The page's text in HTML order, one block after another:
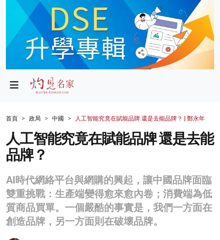
政局
財經
生活
健康
商業
科技
影片
首頁 政局 中國 人工智能究竟在賦能品牌 還是去能品牌？ | 鄭永年
人工智能究竟在賦能品牌 還是去能
品牌？
AI時代網絡平台與網購的興起，讓中國品牌面臨
雙重挑戰：生產端變得愈來愈內卷；消費端為低
質商品買單。一個嚴酷的事實是，我們一方面在
創造品牌，另一方面則在破壞品牌。